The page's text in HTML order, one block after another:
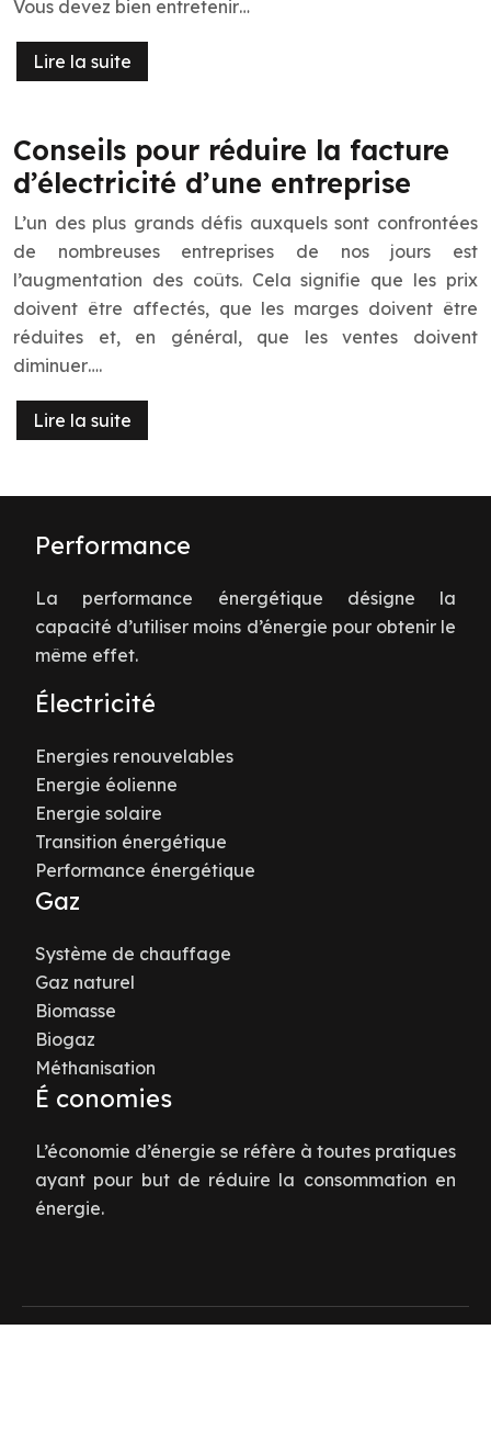
Vous devez bien entretenir…
Lire la suite
Conseils pour réduire la facture
d’électricité d’une entreprise
L’un des plus grands défis auxquels sont confrontées
de nombreuses entreprises de nos jours est
l’augmentation des coûts. Cela signifie que les prix
doivent être affectés, que les marges doivent être
réduites et, en général, que les ventes doivent
diminuer….
Lire la suite
Performance
La performance énergétique désigne la
capacité d’utiliser moins d’énergie pour obtenir le
même effet.
Électricité
Energies renouvelables
Energie éolienne
Energie solaire
Transition énergétique
Performance énergétique
Gaz
Système de chauffage
Gaz naturel
Biomasse
Biogaz
Méthanisation
É conomies
L’économie d’énergie se réfère à toutes pratiques
ayant pour but de réduire la consommation en
énergie.